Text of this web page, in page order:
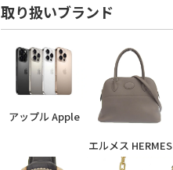
取り扱いブランド
アップル Apple
エルメス HERMES